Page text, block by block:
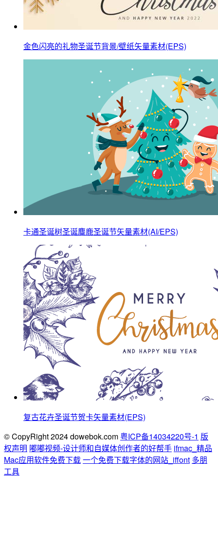
金色闪亮的礼物圣诞节背景/壁纸矢量素材(EPS)
卡通圣诞树圣诞麋鹿圣诞节矢量素材(AI/EPS)
复古花卉圣诞节贺卡矢量素材(EPS)
© CopyRight 2024 dowebok.com 粤ICP备14034220号-1 版
权声明 嘟嘟视频-设计师和自媒体创作者的好帮手 ifmac_精品
Mac应用软件免费下载一个免费下载字体的网站_iffont 多朋
工具